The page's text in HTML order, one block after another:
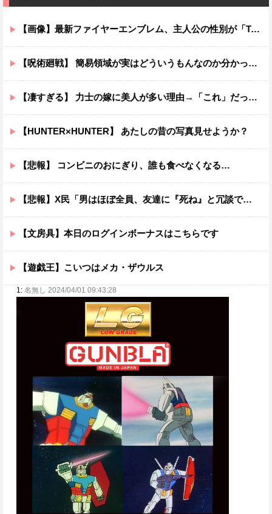
【画像】最新ファイヤーエンブレム、主人公の性別が「Type-A」と「Type-B」になってしまう
【呪術廻戦】 簡易領域が実はどういうもんなのか分かってないんだが
【凄すぎる】 力士の嫁に美人が多い理由→「これ」だったｗｗｗｗｗｗｗ
【HUNTER×HUNTER】 あたしの昔の写真見せようか？
【悲報】 コンビニのおにぎり、誰も食べなくなる…
【悲報】X民「男はほぼ全員、友達に『死ね』と冗談で言うことがある」←これマジ？ｗｗｗｗ
【文房具】本日のログインボーナスはこちらです
【遊戯王】こいつはメカ・ザウルス
1: 名無し 2024/04/01 09:43:28